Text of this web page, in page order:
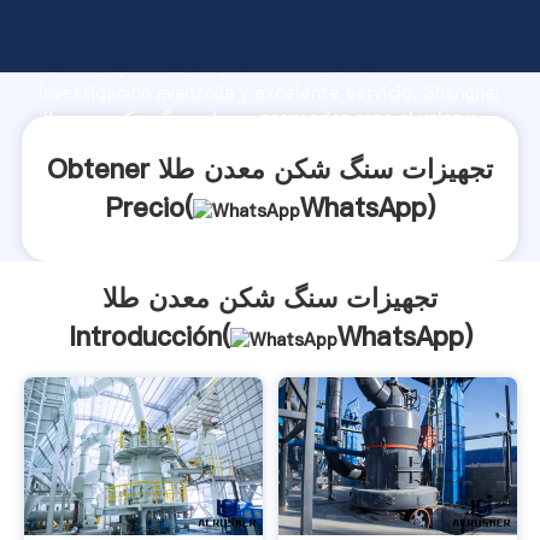
fuerte capacidad de producción, fuerza de
تجهیزات سنگ شکن معدن طلا proveedor crea el valor y
Obtener تجهیزات سنگ شکن معدن طلا
Precio(
WhatsApp)
تجهیزات سنگ شکن معدن طلا
Introducción(
WhatsApp)